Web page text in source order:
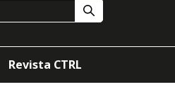
Revista CTRL